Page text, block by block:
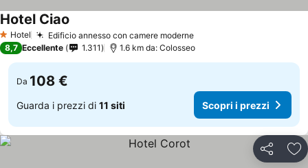
1 Stelle
Hotel Edificio annesso con camere moderne
Hotel Ciao
8,7 Eccellente 1.311 1.6 km da: Colosseo
Da 108 €
Guarda i prezzi di 11 siti Scopri i prezzi
Condividi